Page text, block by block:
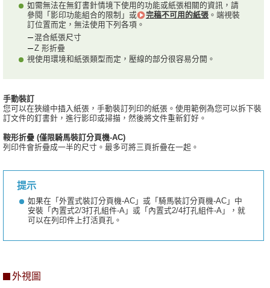
如需無法在無釘書針情境下使用的功能或紙張相關的資訊，請
參閱「影印功能組合的限制」或
完稿不可用的紙張 。端視裝
訂位置而定，無法使用下列各項。
混合紙張尺寸
Z 形折疊
視使用環境和紙張類型而定，壓線的部分很容易分開。
手動裝訂
您可以在狹縫中插入紙張，手動裝訂列印的紙張。使用範例為您可以拆下裝
訂文件的釘書針，進行影印或掃描，然後將文件重新釘好。
鞍形折疊 (僅限騎馬裝訂分頁機-AC)
列印件會折疊成一半的尺寸。最多可將三頁折疊在一起。
提示
如果在「外置式裝訂分頁機-AC」或「騎馬裝訂分頁機-AC」中
安裝「內置式2/3打孔組件-A」或「內置式2/4打孔組件-A」，就
可以在列印件上打活頁孔。
外視圖